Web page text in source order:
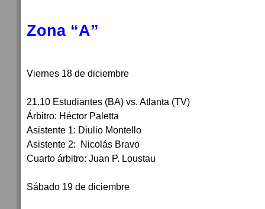
Zona “A”
Viernes 18 de diciembre
21.10 Estudiantes (BA) vs. Atlanta (TV)
Árbitro: Héctor Paletta
Asistente 1: Diulio Montello
Asistente 2: Nicolás Bravo
Cuarto árbitro: Juan P. Loustau
Sábado 19 de diciembre